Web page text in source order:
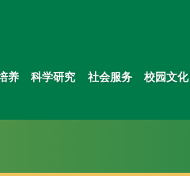
养 科学研究 社会服务 校园文化